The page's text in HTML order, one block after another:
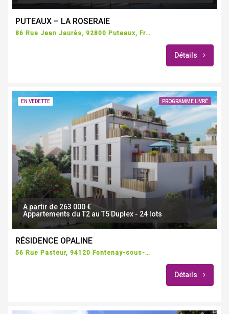
PUTEAUX – LA ROSERAIE
86 Rue Jean Jaurès, 92800 Puteaux, France
Détails
EN VEDETTE PROGRAMME LIVRÉ
A partir de 263 000 €
Appartements du T2 au T5 Duplex - 24 lots
RÉSIDENCE OPALINE
56 Rue Pasteur, 94120 Fontenay-sous-Bois, France
Détails